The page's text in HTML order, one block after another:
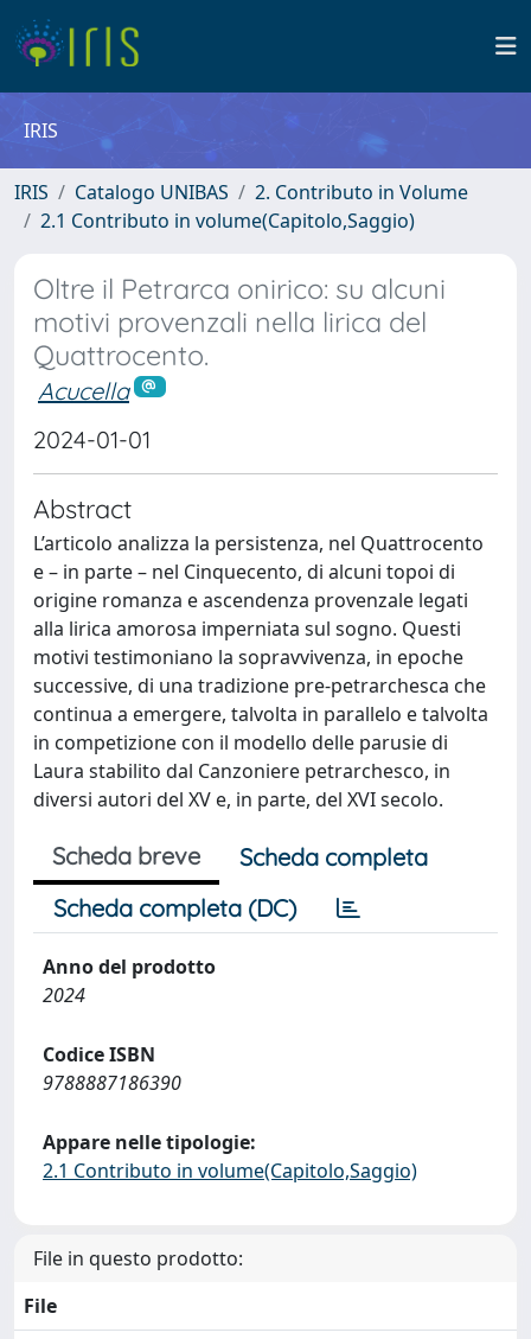
IRIS
IRIS Catalogo UNIBAS
2. Contributo in Volume
2.1 Contributo in volume(Capitolo,Saggio)
Oltre il Petrarca onirico: su alcuni
motivi provenzali nella lirica del
Quattrocento.
Acucella
2024-01-01
Abstract
L’articolo analizza la persistenza, nel Quattrocento
e – in parte – nel Cinquecento, di alcuni topoi di
origine romanza e ascendenza provenzale legati
alla lirica amorosa imperniata sul sogno. Questi
motivi testimoniano la sopravvivenza, in epoche
successive, di una tradizione pre-petrarchesca che
continua a emergere, talvolta in parallelo e talvolta
in competizione con il modello delle parusie di
Laura stabilito dal Canzoniere petrarchesco, in
diversi autori del XV e, in parte, del XVI secolo.
Scheda breve
Scheda completa
Scheda completa (DC)
Anno del prodotto
2024
Codice ISBN
9788887186390
Appare nelle tipologie:
2.1 Contributo in volume(Capitolo,Saggio)
File in questo prodotto:
File